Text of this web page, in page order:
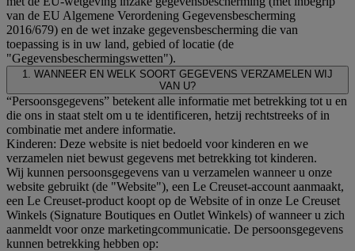
van de EU Algemene Verordening Gegevensbescherming
2016/679) en de wet inzake gegevensbescherming die van
toepassing is in uw land, gebied of locatie (de
"Gegevensbeschermingswetten").
1. WANNEER EN WELK SOORT GEGEVENS VERZAMELEN WIJ
VAN U?
“Persoonsgegevens” betekent alle informatie met betrekking tot u en
die ons in staat stelt om u te identificeren, hetzij rechtstreeks of in
combinatie met andere informatie.
Kinderen: Deze website is niet bedoeld voor kinderen en we
verzamelen niet bewust gegevens met betrekking tot kinderen.
Wij kunnen persoonsgegevens van u verzamelen wanneer u onze
website gebruikt (de "Website"), een Le Creuset-account aanmaakt,
een Le Creuset-product koopt op de Website of in onze Le Creuset
Winkels (Signature Boutiques en Outlet Winkels) of wanneer u zich
aanmeldt voor onze marketingcommunicatie. De persoonsgegevens
kunnen betrekking hebben op: